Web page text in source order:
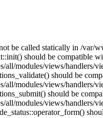
be called statically in /
should be compatible
modules/views/handlers/
should be
modules/views/handlers/
should be
modules/views/handlers/